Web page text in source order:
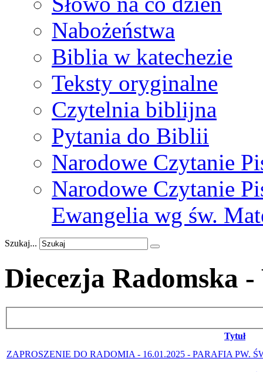
Nabożeństwa
Biblia w katechezie
Teksty oryginalne
Czytelnia biblijna
Pytania do Biblii
Narodowe Czytanie
Narodowe Czytanie
Ewangelia wg św.
Szukaj...
Diecezja Radomska
Tytuł
ZAPROSZENIE DO RADOMIA - 16.01.2025 - PARAFIA PW.